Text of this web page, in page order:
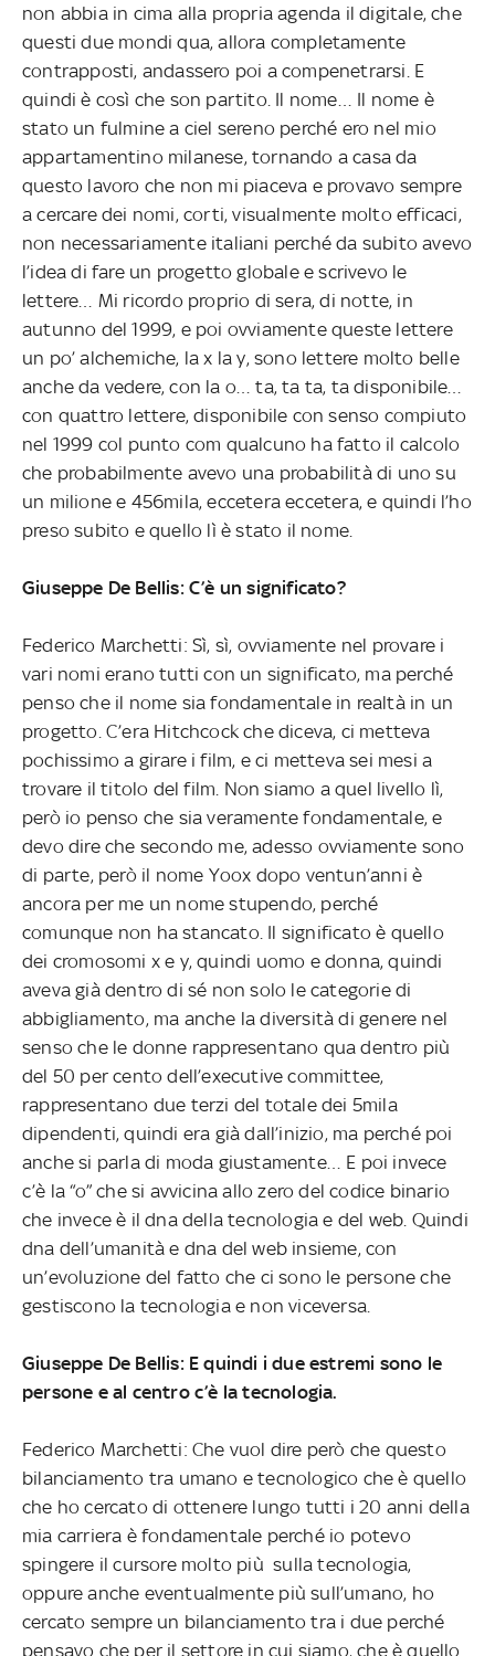
non abbia in cima alla propria agenda il digitale, che
questi due mondi qua, allora completamente
contrapposti, andassero poi a compenetrarsi. E
quindi è così che son partito. Il nome… Il nome è
stato un fulmine a ciel sereno perché ero nel mio
appartamentino milanese, tornando a casa da
questo lavoro che non mi piaceva e provavo sempre
a cercare dei nomi, corti, visualmente molto efficaci,
non necessariamente italiani perché da subito avevo
l’idea di fare un progetto globale e scrivevo le
lettere… Mi ricordo proprio di sera, di notte, in
autunno del 1999, e poi ovviamente queste lettere
un po’ alchemiche, la x la y, sono lettere molto belle
anche da vedere, con la o… ta, ta ta, ta disponibile…
con quattro lettere, disponibile con senso compiuto
nel 1999 col punto com qualcuno ha fatto il calcolo
che probabilmente avevo una probabilità di uno su
un milione e 456mila, eccetera eccetera, e quindi l’ho
preso subito e quello lì è stato il nome.
Giuseppe De Bellis: C’è un significato?
Federico Marchetti: Sì, sì, ovviamente nel provare i
vari nomi erano tutti con un significato, ma perché
penso che il nome sia fondamentale in realtà in un
progetto. C’era Hitchcock che diceva, ci metteva
pochissimo a girare i film, e ci metteva sei mesi a
trovare il titolo del film. Non siamo a quel livello lì,
però io penso che sia veramente fondamentale, e
devo dire che secondo me, adesso ovviamente sono
di parte, però il nome Yoox dopo ventun’anni è
ancora per me un nome stupendo, perché
comunque non ha stancato. Il significato è quello
dei cromosomi x e y, quindi uomo e donna, quindi
aveva già dentro di sé non solo le categorie di
abbigliamento, ma anche la diversità di genere nel
senso che le donne rappresentano qua dentro più
del 50 per cento dell’executive committee,
rappresentano due terzi del totale dei 5mila
dipendenti, quindi era già dall’inizio, ma perché poi
anche si parla di moda giustamente… E poi invece
c’è la “o” che si avvicina allo zero del codice binario
che invece è il dna della tecnologia e del web. Quindi
dna dell’umanità e dna del web insieme, con
un’evoluzione del fatto che ci sono le persone che
gestiscono la tecnologia e non viceversa.
Giuseppe De Bellis: E quindi i due estremi sono le
persone e al centro c’è la tecnologia.
Federico Marchetti: Che vuol dire però che questo
bilanciamento tra umano e tecnologico che è quello
che ho cercato di ottenere lungo tutti i 20 anni della
mia carriera è fondamentale perché io potevo
spingere il cursore molto più sulla tecnologia,
oppure anche eventualmente più sull’umano, ho
cercato sempre un bilanciamento tra i due perché
pensavo che per il settore in cui siamo, che è quello